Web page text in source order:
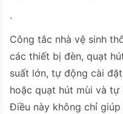
.
Công tắc nhà vệ sinh
các thiết bị đèn, quạt
suất lớn, tự động cài
hoặc quạt hút mùi và
Điều này không chỉ